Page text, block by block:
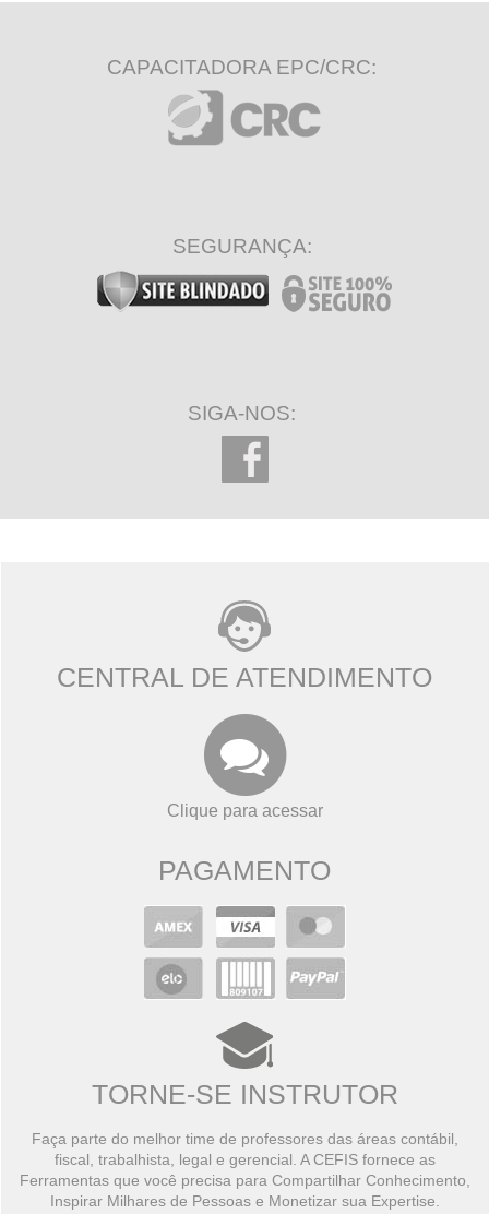
CAPACITADORA EPC/CRC:
SEGURANÇA:
SIGA-NOS:
CENTRAL DE ATENDIMENTO
Clique para acessar
PAGAMENTO
TORNE-SE INSTRUTOR
Faça parte do melhor time de professores das áreas contábil,
fiscal, trabalhista, legal e gerencial. A CEFIS fornece as
Ferramentas que você precisa para Compartilhar Conhecimento,
Inspirar Milhares de Pessoas e Monetizar sua Expertise.